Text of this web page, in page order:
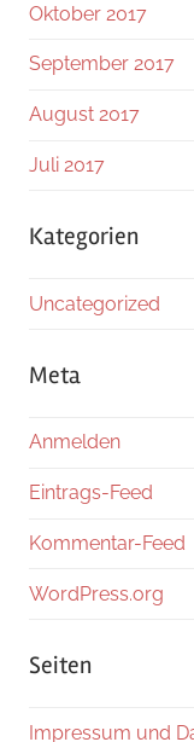
Oktober 2017
September 2017
August 2017
Juli 2017
Kategorien
Uncategorized
Meta
Anmelden
Eintrags-Feed
Kommentar-Feed
WordPress.org
Seiten
Impressum und